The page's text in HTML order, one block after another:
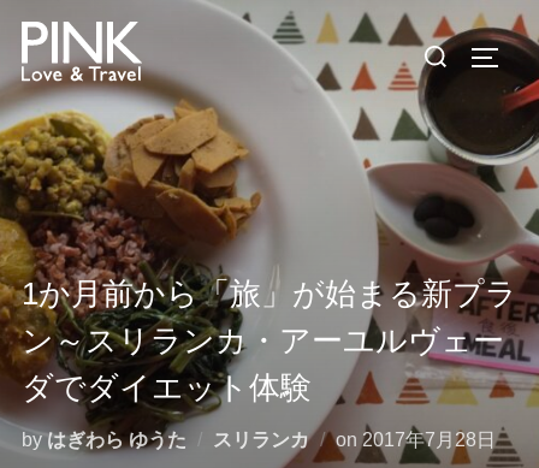
テ
ン
ツ
へ
ス
キ
ッ
プ
検
索
対
象:
サイ
1か月前から「旅」が始まる新プラ
ン～スリランカ・アーユルヴェー
ダでダイエット体験
by はぎわら ゆうた スリランカ on 投
2017年7月28日